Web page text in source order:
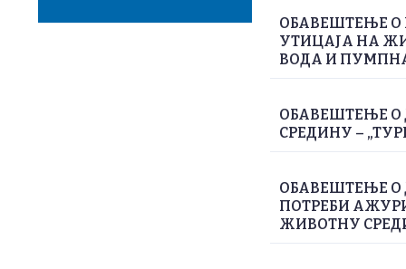
ОБАВЕШТЕЊЕ О
УТИЦАЈА НА
ВОДА И
ОБАВЕШТЕЊЕ О
СРЕДИНУ –
ОБАВЕШТЕЊЕ
ПОТРЕБИ
ЖИВОТНУ